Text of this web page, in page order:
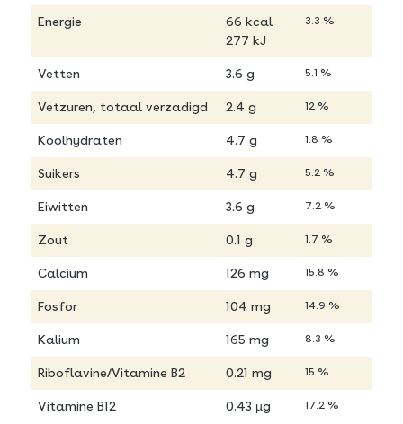
Energie
66 kcal
277 kJ
3.3 %
Vetten 3.6 g 5.1 %
Vetzuren, totaal verzadigd 2.4 g 12 %
Koolhydraten 4.7 g 1.8 %
Suikers 4.7 g 5.2 %
Eiwitten 3.6 g 7.2 %
Zout 0.1 g 1.7 %
Calcium 126 mg 15.8 %
Fosfor 104 mg 14.9 %
Kalium 165 mg 8.3 %
Riboflavine/Vitamine B2 0.21 mg 15 %
Vitamine B12 0.43 µg 17.2 %